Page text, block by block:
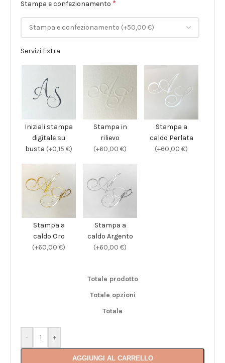
Stampa e confezionamento *
Servizi Extra
Iniziali stampa
digitale su
busta (+0,15 €)
Stampa in
rilievo
(+60,00 €)
Stampa a
caldo Perlata
(+60,00 €)
Stampa a
caldo Oro
(+60,00 €)
Stampa a
caldo Argento
(+60,00 €)
Totale prodotto
Totale opzioni
Totale
- +
AGGIUNGI AL CARRELLO